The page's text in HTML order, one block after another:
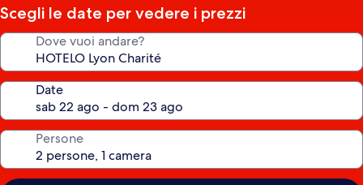
Scegli le date per vedere i prezzi
Dove vuoi andare?
Date
Persone